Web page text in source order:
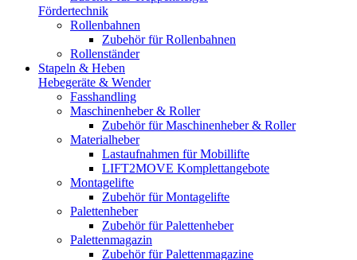
Fördertechnik
Rollenbahnen
Zubehör für Rollenbahnen
Rollenständer
Stapeln & Heben
Hebegeräte & Wender
Fasshandling
Maschinenheber & Roller
Zubehör für Maschinenheber & Roller
Materialheber
Lastaufnahmen für Mobillifte
LIFT2MOVE Komplettangebote
Montagelifte
Zubehör für Montagelifte
Palettenheber
Zubehör für Palettenheber
Palettenmagazin
Zubehör für Palettenmagazine